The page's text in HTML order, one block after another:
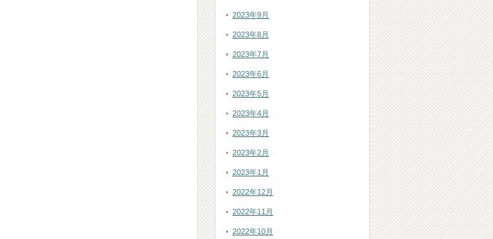
2023年9月
2023年8月
2023年7月
2023年6月
2023年5月
2023年4月
2023年3月
2023年2月
2023年1月
2022年12月
2022年11月
2022年10月